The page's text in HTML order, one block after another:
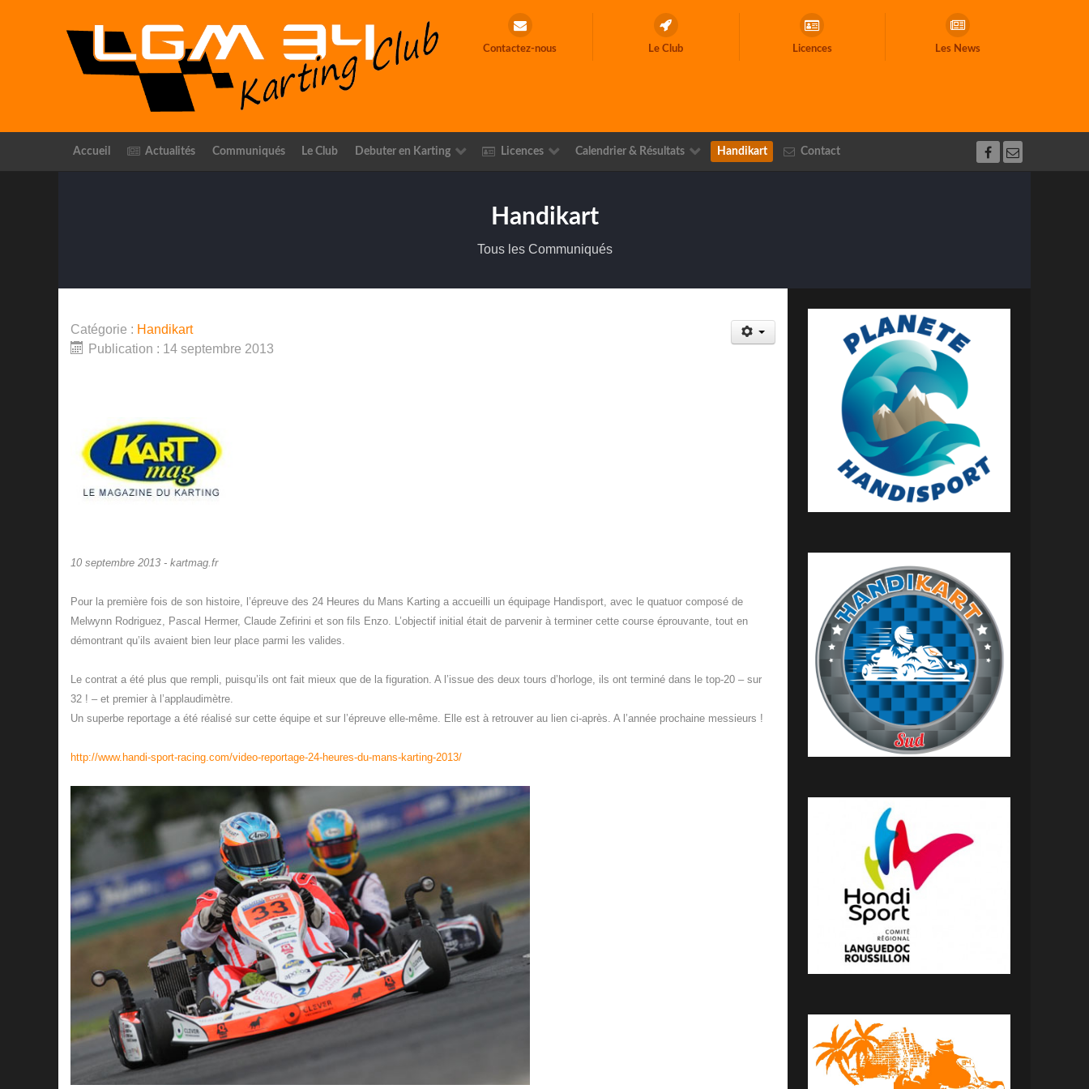
Contactez-nous Le Club Licences Les News
Accueil Actualités Communiqués Le Club Debuter en Karting Licences Calendrier & Résultats Handikart Contact
Handikart
Tous les Communiqués
Catégorie : Handikart
Publication : 14 septembre 2013
10 septembre 2013 - kartmag.fr
Pour la première fois de son histoire, l’épreuve des 24 Heures du Mans Karting a accueilli un équipage Handisport, avec le quatuor composé de
Melwynn Rodriguez, Pascal Hermer, Claude Zefirini et son fils Enzo. L’objectif initial était de parvenir à terminer cette course éprouvante, tout en
démontrant qu’ils avaient bien leur place parmi les valides.
Le contrat a été plus que rempli, puisqu’ils ont fait mieux que de la figuration. A l’issue des deux tours d’horloge, ils ont terminé dans le top-20 – sur
32 ! – et premier à l’applaudimètre.
Un superbe reportage a été réalisé sur cette équipe et sur l’épreuve elle-même. Elle est à retrouver au lien ci-après. A l’année prochaine messieurs !
http://www.handi-sport-racing.com/video-reportage-24-heures-du-mans-karting-2013/